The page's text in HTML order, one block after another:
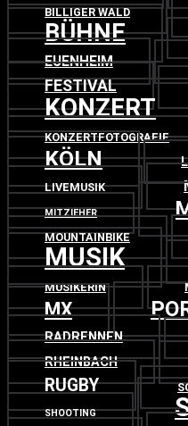
BILLIGER WALD
BÜHNE
EUENHEIM
FESTIVAL
KONZERT
KONZERTFOTOGRAFIE
KÖLN
LIVEMUSIK
MITZIEHER
MOUNTAINBIKE
MUSIK
MUSIKERIN
MX
RADRENNEN
RHEINBACH
RUGBY
SHOOTING